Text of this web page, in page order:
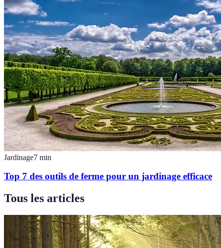
Jardinage7 min
Top 7 des outils de ferme pour un jardinage efficace
Tous les articles